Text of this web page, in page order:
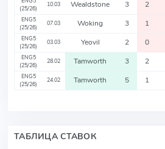
(25/26)
10.03 Wealdstone 3 2
ENG5
(25/26)
07.03 Woking 3 1
ENG5
(25/26)
03.03 Yeovil 2 0
ENG5
(25/26)
28.02 Tamworth 3 2
ENG5
(25/26)
24.02 Tamworth 5 1
ТАБЛИЦА СТАВОК